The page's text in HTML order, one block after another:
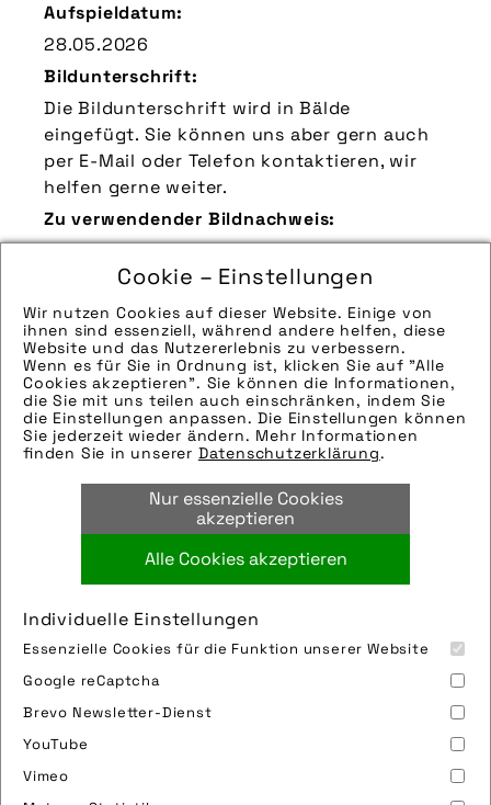
Cookie – Einstellungen
Wir nutzen Cookies auf dieser Website. Einige von
ihnen sind essenziell, während andere helfen, diese
Website und das Nutzererlebnis zu verbessern.
Wenn es für Sie in Ordnung ist, klicken Sie auf "Alle
Cookies akzeptieren". Sie können die Informationen,
die Sie mit uns teilen auch einschränken, indem Sie
die Einstellungen anpassen. Die Einstellungen können
Sie jederzeit wieder ändern. Mehr Informationen
finden Sie in unserer Datenschutzerklärung.
Nur essenzielle Cookies
akzeptieren
Alle Cookies akzeptieren
Individuelle Einstellungen
Essenzielle Cookies für die Funktion unserer Website
Google reCaptcha
Brevo Newsletter-Dienst
YouTube
Vimeo
Aufspieldatum:
28.05.2026
Bildunterschrift:
Die Bildunterschrift wird in Bälde
eingefügt. Sie können uns aber gern auch
per E-Mail oder Telefon kontaktieren, wir
helfen gerne weiter.
Zu verwendender Bildnachweis:
Quelle/Source: „www.croozer.de | pd-f“
Technik-Info:
Hinweise zur weiteren Recherche:
Modellname: Ellma
Hersteller: Croozer
Tags:
anhänger,croozer,croozer gmbh,
hundetransporter,kinderanhänger,
kindertransporter,transport,
transportanhänger
Bild downloaden